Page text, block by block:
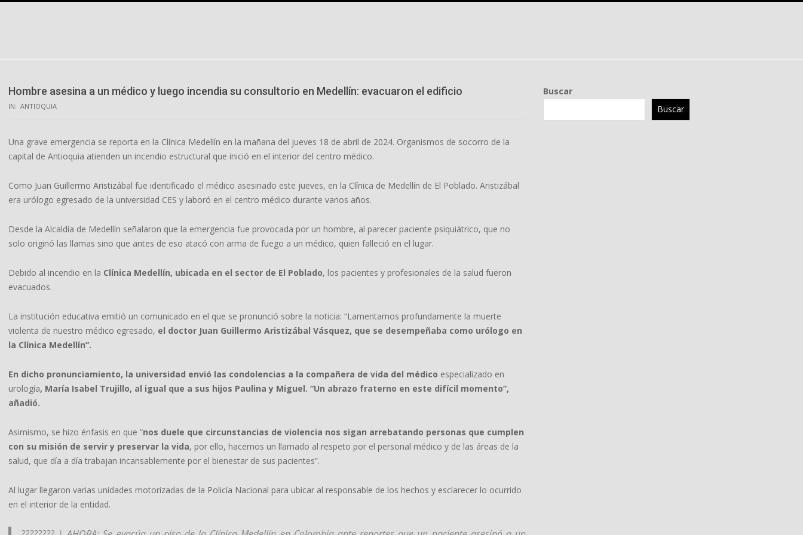
Hombre asesina a un médico y luego incendia su consultorio en Medellín: evacuaron el edificio
IN: ANTIOQUIA
Una grave emergencia se reporta en la Clínica Medellín en la mañana del jueves 18 de abril de 2024. Organismos de socorro de la
capital de Antioquia atienden un incendio estructural que inició en el interior del centro médico.
Como Juan Guillermo Aristizábal fue identificado el médico asesinado este jueves, en la Clínica de Medellín de El Poblado. Aristizábal
era urólogo egresado de la universidad CES y laboró en el centro médico durante varios años.
Desde la Alcaldía de Medellín señalaron que la emergencia fue provocada por un hombre, al parecer paciente psiquiátrico, que no
solo originó las llamas sino que antes de eso atacó con arma de fuego a un médico, quien falleció en el lugar.
Debido al incendio en la Clínica Medellín, ubicada en el sector de El Poblado, los pacientes y profesionales de la salud fueron
evacuados.
La institución educativa emitió un comunicado en el que se pronunció sobre la noticia: “Lamentamos profundamente la muerte
violenta de nuestro médico egresado, el doctor Juan Guillermo Aristizábal Vásquez, que se desempeñaba como urólogo en
la Clínica Medellín”.
En dicho pronunciamiento, la universidad envió las condolencias a la compañera de vida del médico especializado en
urología, María Isabel Trujillo, al igual que a sus hijos Paulina y Miguel. “Un abrazo fraterno en este difícil momento”,
añadió.
Asimismo, se hizo énfasis en que “nos duele que circunstancias de violencia nos sigan arrebatando personas que cumplen
con su misión de servir y preservar la vida, por ello, hacemos un llamado al respeto por el personal médico y de las áreas de la
salud, que día a día trabajan incansablemente por el bienestar de sus pacientes”.
Al lugar llegaron varias unidades motorizadas de la Policía Nacional para ubicar al responsable de los hechos y esclarecer lo ocurrido
en el interior de la entidad.
Buscar
Buscar